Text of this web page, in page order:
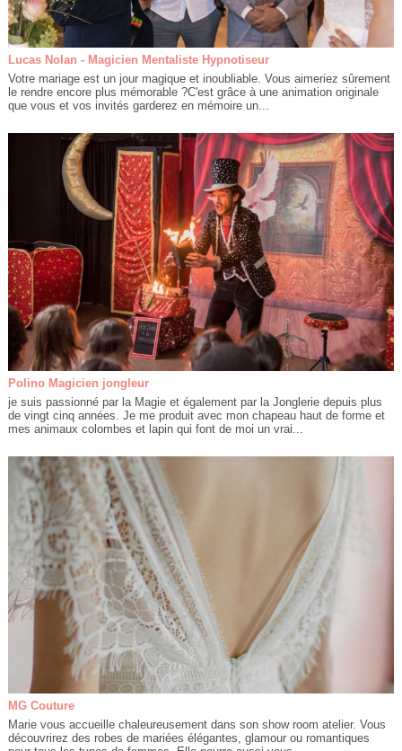
Lucas Nolan - Magicien Mentaliste Hypnotiseur
Votre mariage est un jour magique et inoubliable. Vous aimeriez sûrement
le rendre encore plus mémorable ?C'est grâce à une animation originale
que vous et vos invités garderez en mémoire un...
Polino Magicien jongleur
je suis passionné par la Magie et également par la Jonglerie depuis plus
de vingt cinq années. Je me produit avec mon chapeau haut de forme et
mes animaux colombes et lapin qui font de moi un vrai...
MG Couture
Marie vous accueille chaleureusement dans son show room atelier. Vous
découvrirez des robes de mariées élégantes, glamour ou romantiques